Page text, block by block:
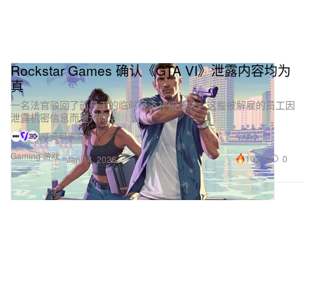
Gaming 游戏
Rockstar Games 确认《GTA VI》泄露内容均为
真
一名法官驳回了前员工的临时经济补偿请求，这些被解雇的员工因
泄露机密信息而遭开除。
20 资料来源
Jan 14, 2026
10.2K 0